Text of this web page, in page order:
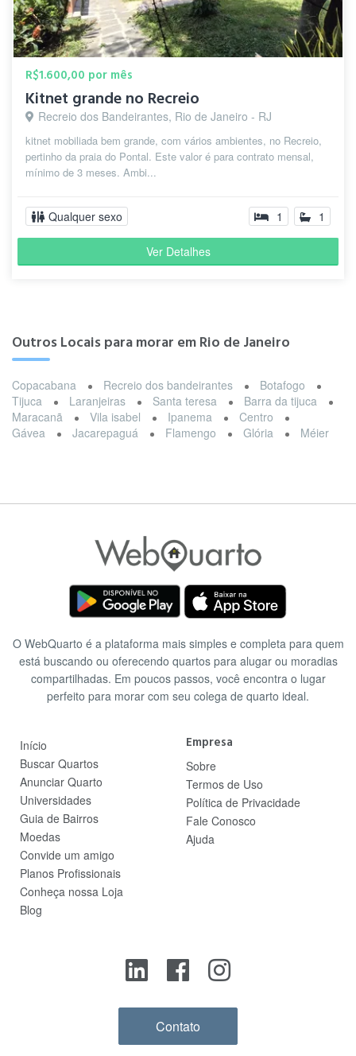
R$1.600,00 por mês
Kitnet grande no Recreio
Recreio dos Bandeirantes, Rio de Janeiro - RJ
kitnet mobiliada bem grande, com vários ambientes, no Recreio,
pertinho da praia do Pontal. Este valor é para contrato mensal,
mínimo de 3 meses. Ambi...
Qualquer sexo 1 1
Ver Detalhes
Outros Locais para morar em Rio de Janeiro
Copacabana Recreio dos bandeirantes
Botafogo
Tijuca
Laranjeiras Santa teresa
Barra da tijuca
Maracanã
Vila isabel Ipanema
Centro
Gávea
Jacarepaguá Flamengo Glória Méier
O WebQuarto é a plataforma mais simples e completa para quem
está buscando ou oferecendo quartos para alugar ou moradias
compartilhadas. Em poucos passos, você encontra o lugar
perfeito para morar com seu colega de quarto ideal.
Início
Buscar Quartos
Anunciar Quarto
Universidades
Guia de Bairros
Moedas
Convide um amigo
Planos Profissionais
Conheça nossa Loja
Blog
Empresa
Sobre
Termos de Uso
Política de Privacidade
Fale Conosco
Ajuda
Contato